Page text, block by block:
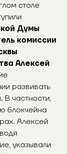
столе
Думы
комиссии
Алексей
развивать
В частности,
блокчейна
Алексей
указывали